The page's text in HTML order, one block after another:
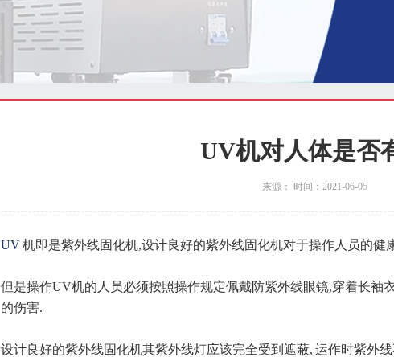
UV机对人体是否
来源： 时间：2021-06-05
UV机即是紫外线固化机,设计良好的紫外线固化机对于操作人员的健
但是操作UV机的人员必须按照操作规定佩戴防紫外线眼镜,穿着长袖
的伤害.
设计良好的紫外线固化机其紫外线灯应该完全受到遮蔽, 运作时紫外线